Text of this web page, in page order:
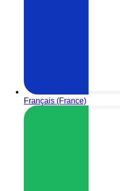
Français (France)